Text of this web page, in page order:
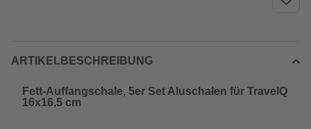
ARTIKELBESCHREIBUNG
Fett-Auffangschale, 5er Set Aluschalen für TravelQ
16x16,5 cm